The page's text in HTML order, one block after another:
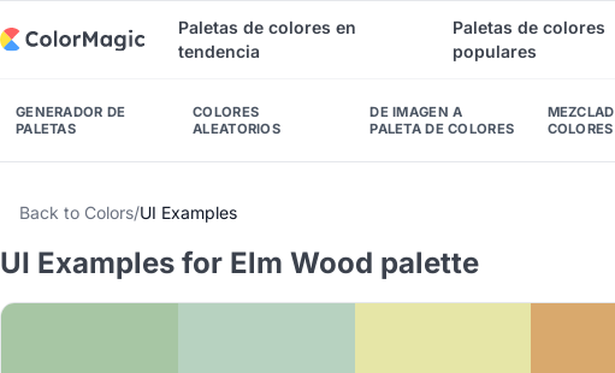
Paletas de colores en
tendencia
Paletas de colores
populares
GENERADOR DE
PALETAS
COLORES
ALEATORIOS
DE IMAGEN A
PALETA DE COLORES
COLORES
Back to Colors/UI Examples
UI Examples for Elm Wood palette